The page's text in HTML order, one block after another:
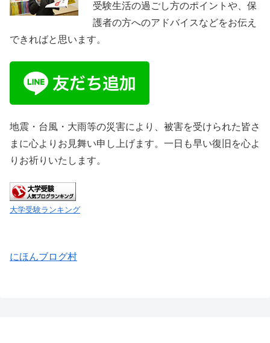
受験生活の過ごし方のポイントや、保
護者の方へのアドバイスなどをお伝え
できればと思います。
地震・台風・大雨等の災害により、被害を受けられた皆さ
まに心よりお見舞い申し上げます。一日も早い復旧を心よ
りお祈りいたします。
大学受験ランキング
にほんブログ村